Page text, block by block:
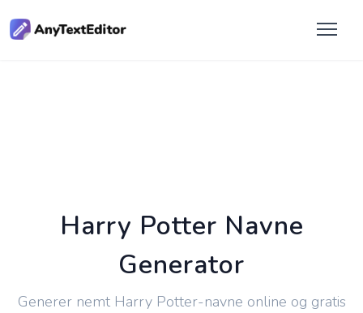
Harry Potter Navne
Generator
Generer nemt Harry Potter-navne online og gratis